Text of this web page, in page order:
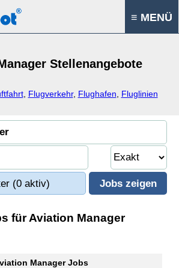
≡ MENÜ
Stellenangebote
, Flugverkehr, Flughafen Fluglinien
(0 aktiv)
für Aviation Manager
Manager Jobs